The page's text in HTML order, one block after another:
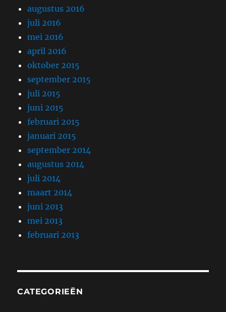
augustus 2016
juli 2016
mei 2016
april 2016
oktober 2015
september 2015
juli 2015
juni 2015
februari 2015
januari 2015
september 2014
augustus 2014
juli 2014
maart 2014
juni 2013
mei 2013
februari 2013
CATEGORIEËN